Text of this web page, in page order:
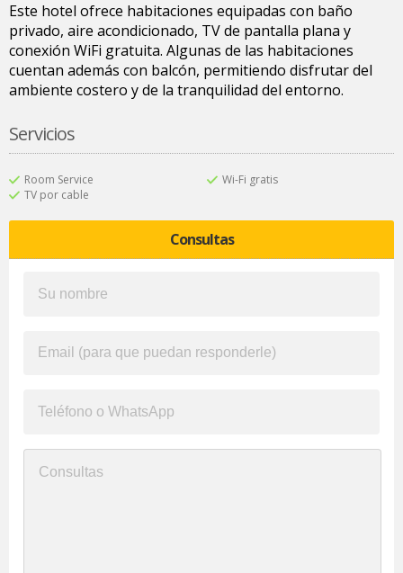
Este hotel ofrece habitaciones equipadas con baño
privado, aire acondicionado, TV de pantalla plana y
conexión WiFi gratuita. Algunas de las habitaciones
cuentan además con balcón, permitiendo disfrutar del
ambiente costero y de la tranquilidad del entorno.
Servicios
Room Service
TV por cable
Wi-Fi gratis
Consultas